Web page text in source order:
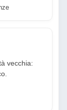
vecchia: